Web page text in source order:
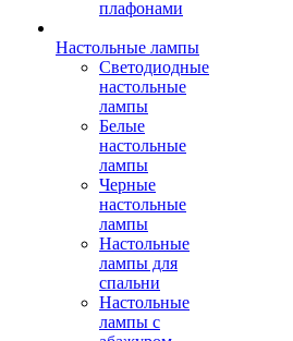
плафонами
Настольные лампы
Светодиодные
настольные
лампы
Белые
настольные
лампы
Черные
настольные
лампы
Настольные
лампы для
спальни
Настольные
лампы с